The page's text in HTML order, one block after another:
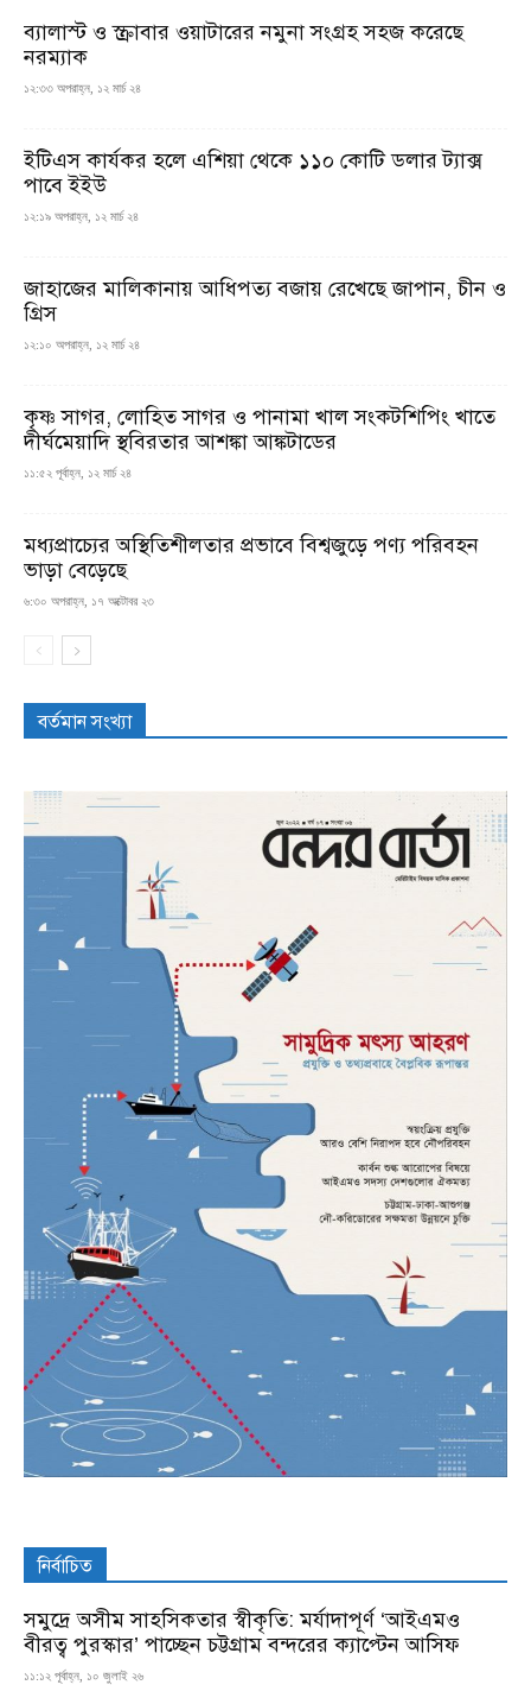
ব্যালাস্ট ও স্ক্রাবার ওয়াটারের নমুনা সংগ্রহ সহজ করেছে
নরম্যাক
১২:৩৩ অপরাহ্ন, ১২ মার্চ ২৪
ইটিএস কার্যকর হলে এশিয়া থেকে ১১০ কোটি ডলার ট্যাক্স
পাবে ইইউ
১২:১৯ অপরাহ্ন, ১২ মার্চ ২৪
জাহাজের মালিকানায় আধিপত্য বজায় রেখেছে জাপান, চীন ও
গ্রিস
১২:১০ অপরাহ্ন, ১২ মার্চ ২৪
কৃষ্ণ সাগর, লোহিত সাগর ও পানামা খাল সংকটশিপিং খাতে
দীর্ঘমেয়াদি স্থবিরতার আশঙ্কা আঙ্কটাডের
১১:৫২ পূর্বাহ্ন, ১২ মার্চ ২৪
মধ্যপ্রাচ্যের অস্থিতিশীলতার প্রভাবে বিশ্বজুড়ে পণ্য পরিবহন
ভাড়া বেড়েছে
৬:৩০ অপরাহ্ন, ১৭ অক্টোবর ২৩
বর্তমান সংখ্যা
নির্বাচিত
সমুদ্রে অসীম সাহসিকতার স্বীকৃতি: মর্যাদাপূর্ণ ‘আইএমও
বীরত্ব পুরস্কার’ পাচ্ছেন চট্টগ্রাম বন্দরের ক্যাপ্টেন আসিফ
১১:১২ পূর্বাহ্ন, ১০ জুলাই ২৬